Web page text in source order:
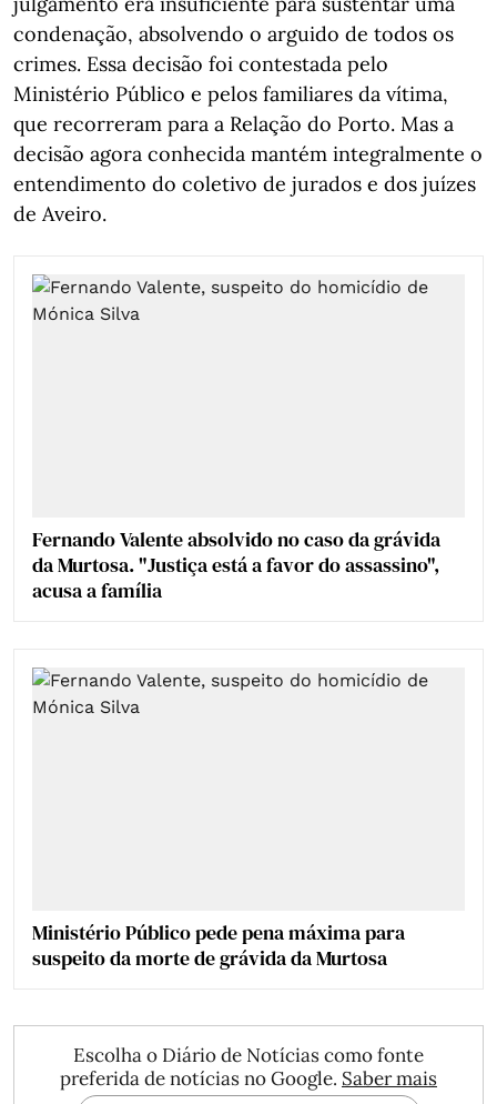
condenação, absolvendo o arguido de todos os
crimes. Essa decisão foi contestada pelo
Ministério Público e pelos familiares da vítima,
que recorreram para a Relação do Porto. Mas a
decisão agora conhecida mantém integralmente o
entendimento do coletivo de jurados e dos juízes
de Aveiro.
Fernando Valente absolvido no caso da grávida
da Murtosa. "Justiça está a favor do assassino",
acusa a família
Ministério Público pede pena máxima para
suspeito da morte de grávida da Murtosa
Escolha o Diário de Notícias como fonte
preferida de notícias no Google. Saber mais